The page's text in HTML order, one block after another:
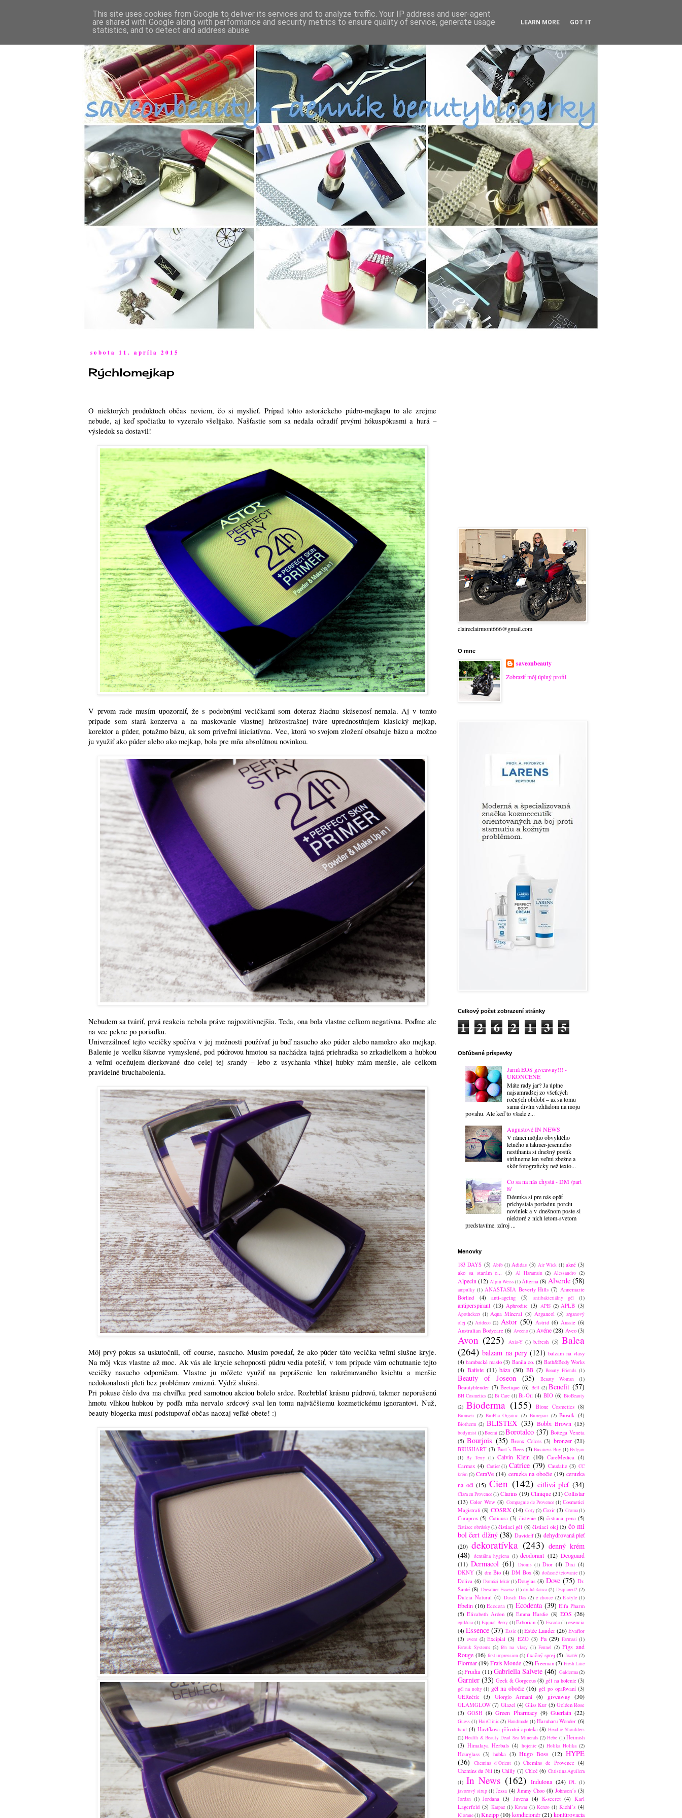
sobota 11. apríla 2015
Rýchlomejkap
O niektorých produktoch občas neviem, čo si myslieť. Prípad tohto astoráckeho púdro-mejkapu to ale zrejme
nebude, aj keď spočiatku to vyzeralo všelijako. Našťastie som sa nedala odradiť prvými hókuspókusmi a hurá –
výsledok sa dostavil!
V prvom rade musím upozorniť, že s podobnými vecičkami som doteraz žiadnu skúsenosť nemala. Aj v tomto
prípade som stará konzerva a na maskovanie vlastnej hrôzostrašnej tváre uprednostňujem klasický mejkap,
korektor a púder, potažmo bázu, ak som priveľmi iniciatívna. Vec, ktorá vo svojom zložení obsahuje bázu a možno
ju využiť ako púder alebo ako mejkap, bola pre mňa absolútnou novinkou.
Nebudem sa tváriť, prvá reakcia nebola práve najpozitívnejšia. Teda, ona bola vlastne celkom negatívna. Poďme ale
na vec pekne po poriadku.
Univerzálnosť tejto vecičky spočíva v jej možnosti používať ju buď nasucho ako púder alebo namokro ako mejkap.
Balenie je vcelku šikovne vymyslené, pod púdrovou hmotou sa nachádza tajná priehradka so zrkadielkom a hubkou
a veľmi oceňujem dierkované dno celej tej srandy – lebo z usychania vlhkej hubky mám menšie, ale celkom
pravidelné bruchabolenia.
Môj prvý pokus sa uskutočnil, off course, nasucho. Musím povedať, že ako púder táto vecička veľmi slušne kryje.
Na môj vkus vlastne až moc. Ak vás ale krycie schopnosti púdru vedia potešiť, v tom prípade vám ochutnanie tejto
vecičky nasucho odporúčam. Vlastne ju môžete využiť na poprášenie len nakrémovaného ksichtu a menšie
nedokonalosti pleti bez problémov zmiznú. Výdrž slušná.
Pri pokuse číslo dva ma chvíľku pred samotnou akciou bolelo srdce. Rozbrblať krásnu púdrovú, takmer neporušenú
hmotu vlhkou hubkou by podľa mňa nervalo srdcový sval len tomu najväčšiemu kozmetickému ignorantovi. Nuž,
beauty-blogerka musí podstupovať občas naozaj veľké obete! :)
claireclairmont666@gmail.com
O mne
saveonbeauty
Zobraziť môj úplný profil
Celkový počet zobrazení stránky
1 2 6 2 1 3 5
Obľúbené príspevky
Jarná EOS giveaway!!! -
UKONČENÉ
Máte rady jar? Ja úplne
najsamradšej zo všetkých
ročných období – až sa tomu
sama divím vzhľadom na moju
povahu. Ale keď to všade z...
Augustové IN NEWS
V rámci môjho obvyklého
letného a takmer-jesenného
nestíhania si dnešný postík
strihneme len veľmi zbežne a
skôr fotograficky než texto...
Čo sa na nás chystá - DM /part
8/
Déemka si pre nás opäť
prichystala poriadnu porciu
noviniek a v dnešnom poste si
niektoré z nich letom-svetom
predstavíme. zdroj ...
Menovky
183 DAYS (5) Abib (1) Adidas (3) Air Wick (1) akné (3)
ako sa starám o...
(5) Al Haramain (2) Alessandro (2)
Alpecin (12) Alpin Weiss(1) Alterna (8) Alverde (58)
ampulky (1) ANASTASIA Beverly Hills (7) Annemarie
Börlind
(4) anti-ageing (5) antibakteriálny gél (1)
antiperspirant (13) Aphrodite (3) APIS (2) APLB (3)
Apothekers (1) Aqua Mineral (3) Arganeol (5) arganový
olej (2) Artdeco (2) Astor (50) Astrid (6) Aussie (6)
Australian Bodycare (6) Aveeno(1) Avéne (28) Aveo (3)
Avon (225) Axis-Y (1) b.fresh (5) Balea
(264) balzam na pery (121) balzam na vlasy
(4) bambucké maslo (3) Banila co. (5) Bath&Body Works
(4) Batiste (11) báza (30) BB (7) Beauty Friends (1)
Beauty of Joseon (35) Beauty Woman (1)
Beautyblender (7) Beetique (6) Bell (2) Benefit (57)
BH Cosmetics (2) Bi Care (1) Bi-Oil (4) BIO (6) BioBeauty
(2) Bioderma (155) Bione Cosmetics (8)
Bionsen (2) BioPha Organic (2) Biorepair (2) Biosilk (4)
Biotherm (2) BLISTEX (33) Bobbi Brown (15)
bodymist (1)Boemi (2)Borotalco (37) Bottega Veneta
(5) Bourjois (35) Bronx Colors (3) bronzer (21)
BRUSHART (3) Burt´s Bees (3) Business Boy (1) Bvlgari
(1) By Terry (1) Calvin Klein (10) CareMedica (4)
Carmex (4) Cartier (1) Catrice (79) Caudalie (3) CC
krém (2) CeraVe (14) ceruzka na obočie (19) ceruzka
na oči (15) Cien (142) citlivá pleť (34)
Clara en Provence(1) Clarins (19) Clinique (31)Collistar
(13) Color Wow (8) Compagnie de Provence (1) Cosmetici
Magistrali (8) COSRX (14) Coty(2) Coxir (3) Croma(1)
Curaprox (5) Cuticura (3) čistenie (8) čistiaca pena (5)
čistiace obrúsky(1) čistiaci gél (8) čistiaci olej (5) čo mi
bol čert dlžný (38) Davidoff (3) dehydrovaná pleť
(20) dekoratívka (243) denný krém
(48)
dentálna hygiena (1) deodorant (12) Deoguard
(11) Dermacol (61) Dionis (1) Dior (4) Dixi (4)
DKNY (3) dm Bio (4) DM Box (8) dočasné tetovanie (1)
Doliva (6) Domáci lekár (1) Douglas (8) Dove (75) Dr.
Santé (8) Dresdner Essenz (1) druhá šanca (2) Dsquared2 (2)
Dulcia Natural (4) Dusch Das (2) e choice (2) E-style (1)
Ebelin (16) Ecocera (7) Ecodenta (39) Elfa Pharm
(5) Elizabeth Arden (6) Emma Hardie (8) EOS (26)
epilácia (1) Eqqual Berry (1) Erborian (3) Escada (1) esencia
(4) Essence (37) Essie (1)Estée Lauder (26) Evaflor
(3) event (2) Excipial (3) EZO (3) Fa (29) Farmasi (1)
Farouk Systems (2) fén na vlasy (1) Fennel (2) Figs and
Rouge (16) first impression (2) fixačný sprej (5) fixatér (2)
Flormar(19) Frais Monde (29) Freeman (7) Fresh Line
(2)Frudia (11) Gabriella Salvete (46) Galderma(2)
Garnier (33) Geek & Gorgeous (8) gél na holenie (3)
gél na nohy (1) gél na obočie (16) gél po opaľovaní (3)
GERnétic (3) Giorgio Armani (6) giveaway (30)
GLAMGLOW (7) Glazel (4) Gliss Kur (5) Golden Rose
(3) GOSH (8) Green Pharmacy (9) Guerlain (22)
Guess (1) HairClinic (2) Handmade (1) Haruharu Wonder (6)
haul (4) Havlíkova přírodní apoteka (8) Head & Shoulders
(2) Health & Beauty Dead Sea Minerals (2) Hebe (1) Heimish
(3) Himalaya Herbals (4) hojenie (2) Holika Holika (2)
Hourglass (3) hubka (3) Hugo Boss (12) HYPE
(36)
Chemins d´Orient (1) Chemins de Provence (4)
Chemins du Nil (6) Chilly (7) Chloé (6) Christina Aguilera
(1) In News (162) Indulona (24) IPL (1)
javorový sirup (1) Jessa (4) Jimmy Choo (8) Johnson´s (3)
Jordan (1) Jordana (3) Juvena (4) K-secret (4) Karl
Lagerfeld (5) Karpaz (1) Kawar (1) Kenzo (1) Kiehl´s (4)
Klorane(1)Kneipp(10)kondicionér(21)kontúrovacia
This site uses cookies from Google to deliver its services and to analyze traffic. Your IP address and user-agent
are shared with Google along with performance and security metrics to ensure quality of service, generate usage
statistics, and to detect and address abuse.
LEARN MORE GOT IT